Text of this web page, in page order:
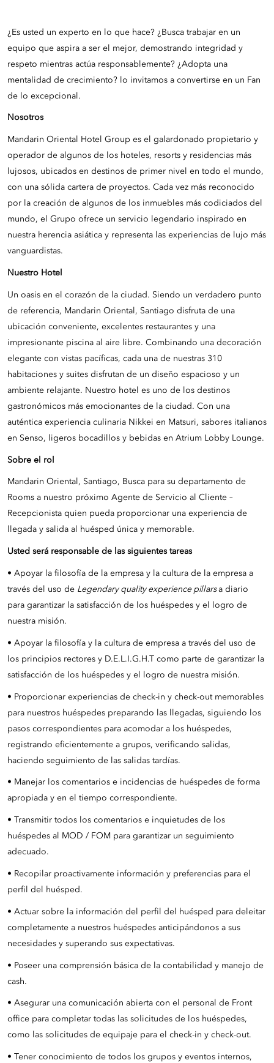
¿Es usted un experto en lo que hace? ¿Busca trabajar en un
equipo que aspira a ser el mejor, demostrando integridad y
respeto mientras actúa responsablemente? ¿Adopta una
mentalidad de crecimiento? lo invitamos a convertirse en un Fan
de lo excepcional.
Nosotros
Mandarin Oriental Hotel Group es el galardonado propietario y
operador de algunos de los hoteles, resorts y residencias más
lujosos, ubicados en destinos de primer nivel en todo el mundo,
con una sólida cartera de proyectos. Cada vez más reconocido
por la creación de algunos de los inmuebles más codiciados del
mundo, el Grupo ofrece un servicio legendario inspirado en
nuestra herencia asiática y representa las experiencias de lujo más
vanguardistas.
Nuestro Hotel
Un oasis en el corazón de la ciudad. Siendo un verdadero punto
de referencia, Mandarin Oriental, Santiago disfruta de una
ubicación conveniente, excelentes restaurantes y una
impresionante piscina al aire libre. Combinando una decoración
elegante con vistas pacíficas, cada una de nuestras 310
habitaciones y suites disfrutan de un diseño espacioso y un
ambiente relajante. Nuestro hotel es uno de los destinos
gastronómicos más emocionantes de la ciudad. Con una
auténtica experiencia culinaria Nikkei en Matsuri, sabores italianos
en Senso, ligeros bocadillos y bebidas en Atrium Lobby Lounge.
Sobre el rol
Mandarin Oriental, Santiago, Busca para su departamento de
Rooms a nuestro próximo Agente de Servicio al Cliente –
Recepcionista quien pueda proporcionar una experiencia de
llegada y salida al huésped única y memorable.
Usted será responsable de las siguientes tareas
• Apoyar la filosofía de la empresa y la cultura de la empresa a
través del uso de Legendary quality experience pillarsa diario
para garantizar la satisfacción de los huéspedes y el logro de
nuestra misión.
• Apoyar la filosofía y la cultura de empresa a través del uso de
los principios rectores y D.E.L.I.G.H.T como parte de garantizar la
satisfacción de los huéspedes y el logro de nuestra misión.
• Proporcionar experiencias de check-in y check-out memorables
para nuestros huéspedes preparando las llegadas, siguiendo los
pasos correspondientes para acomodar a los huéspedes,
registrando eficientemente a grupos, verificando salidas,
haciendo seguimiento de las salidas tardías.
• Manejar los comentarios e incidencias de huéspedes de forma
apropiada y en el tiempo correspondiente.
• Transmitir todos los comentarios e inquietudes de los
huéspedes al MOD / FOM para garantizar un seguimiento
adecuado.
• Recopilar proactivamente información y preferencias para el
perfil del huésped.
• Actuar sobre la información del perfil del huésped para deleitar
completamente a nuestros huéspedes anticipándonos a sus
necesidades y superando sus expectativas.
• Poseer una comprensión básica de la contabilidad y manejo de
cash.
• Asegurar una comunicación abierta con el personal de Front
office para completar todas las solicitudes de los huéspedes,
como las solicitudes de equipaje para el check-in y check-out.
• Tener conocimiento de todos los grupos y eventos internos,